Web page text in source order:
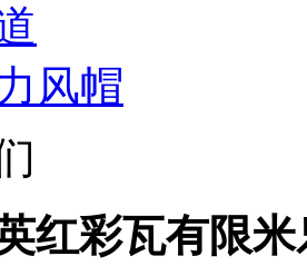
风帽
红彩瓦有限